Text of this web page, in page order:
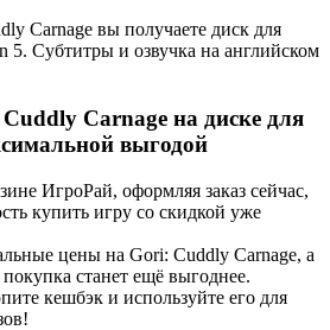
Carnage вы получаете диск для
5. Субтитры и озвучка на английском
Carnage на диске для
выгодой
ИгроРай, оформляя заказ сейчас,
купить игру со скидкой уже
цены на Gori: Cuddly Carnage, а
станет ещё выгоднее.
кешбэк и используйте его для